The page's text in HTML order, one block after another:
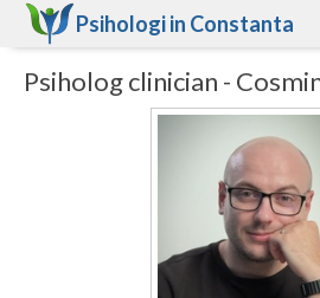
Psihologi in Constanta
Constanta
Alte judete
Ajutor
Contact
Psiholog clinician -